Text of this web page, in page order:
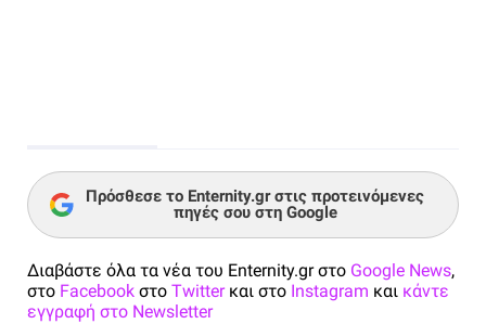
Πρόσθεσε το Enternity.gr στις προτεινόμενες
πηγές σου στη Google
Διαβάστε όλα τα νέα του Enternity.gr στο Google News,
στο Facebook στο Twitterκαι στο Instagram και κάντε
εγγραφή στο Newsletter